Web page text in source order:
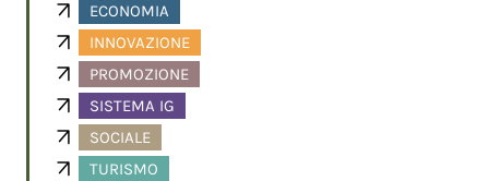
ECONOMIA
INNOVAZIONE
PROMOZIONE
SISTEMA IG
SOCIALE
TURISMO